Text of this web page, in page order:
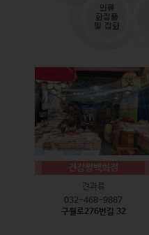
의류
화장품
및 잡화
건강짱백화점
견과류
032-468-9887
구월로276번길 32